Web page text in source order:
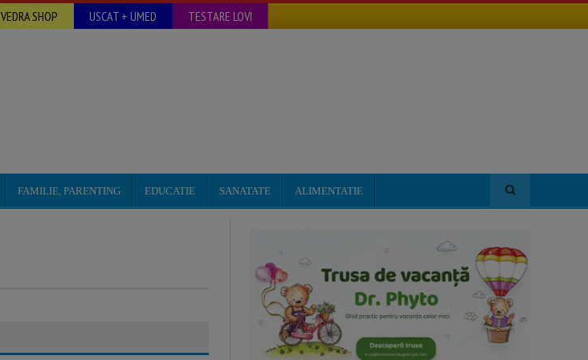
VEDRA SHOP USCAT + UMED TESTARE LOVI
FAMILIE, PARENTING EDUCATIE SANATATE ALIMENTATIE